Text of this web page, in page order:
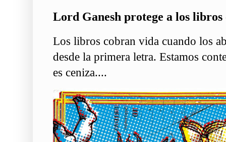
Lord Ganesh protege a los libros
Los libros cobran vida cuando los
desde la primera letra. Estamos
es ceniza....